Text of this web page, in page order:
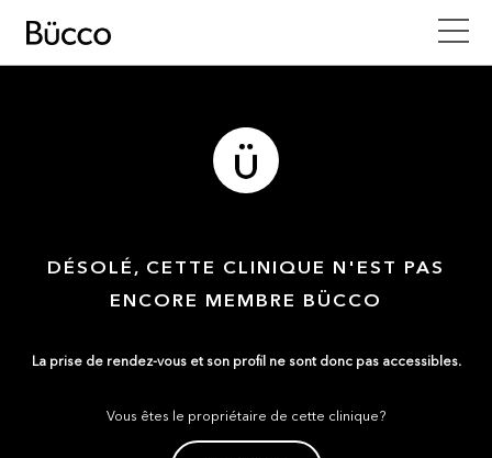
DÉSOLÉ, CETTE CLINIQUE N'EST PAS
ENCORE MEMBRE BÜCCO
La prise de rendez-vous et son profil ne sont donc pas accessibles.
Vous êtes le propriétaire de cette clinique?